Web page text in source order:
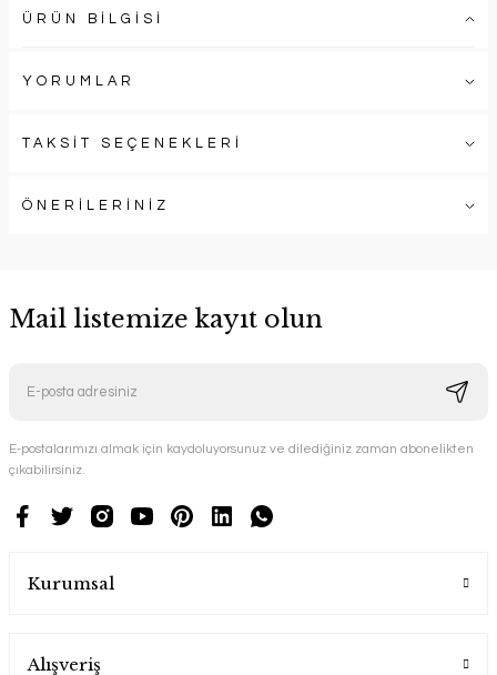
ÜRÜN BİLGİSİ
YORUMLAR
TAKSİT SEÇENEKLERİ
ÖNERİLERİNİZ
Mail listemize kayıt olun
E-postalarımızı almak için kaydoluyorsunuz ve dilediğiniz zaman abonelikten
çıkabilirsiniz.
Kurumsal
Alışveriş